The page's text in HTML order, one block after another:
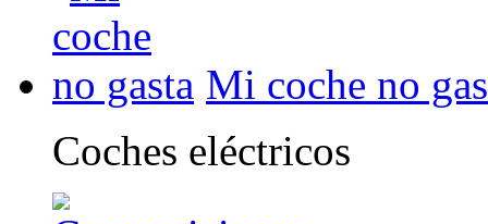
Mi coche no
Coches eléctricos